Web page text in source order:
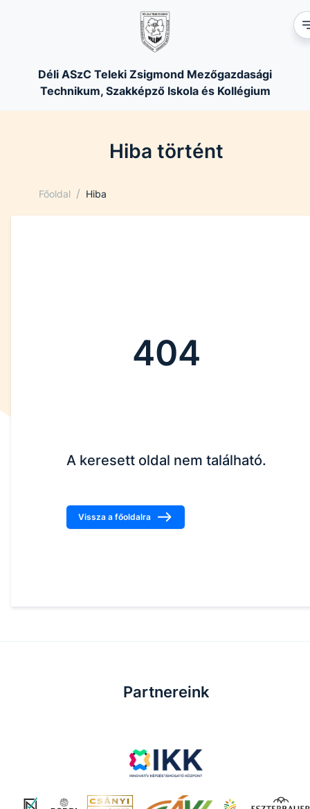
Déli ASzC Teleki Zsigmond Mezőgazdasági
Technikum, Szakképző Iskola és Kollégium
Hiba történt
Főoldal / Hiba
404
A keresett oldal nem található.
Vissza a főoldalra
Partnereink